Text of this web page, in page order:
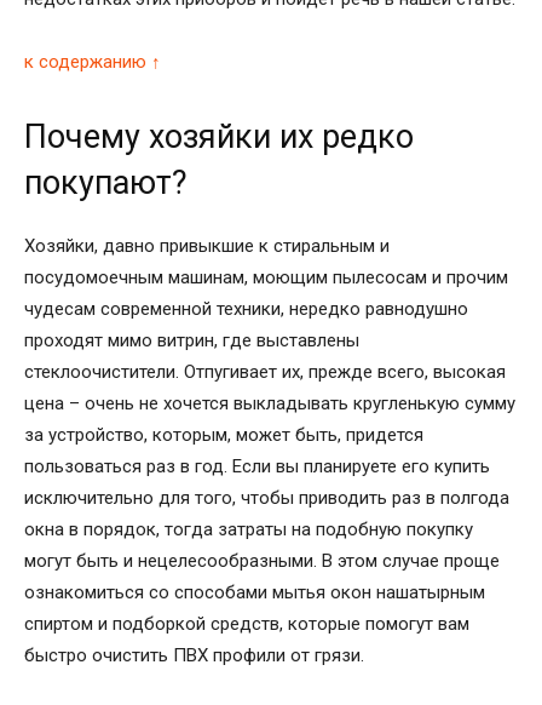
к содержанию ↑
Почему хозяйки их редко
покупают?
Хозяйки, давно привыкшие к стиральным и
посудомоечным машинам, моющим пылесосам и прочим
чудесам современной техники, нередко равнодушно
проходят мимо витрин, где выставлены
стеклоочистители. Отпугивает их, прежде всего, высокая
цена – очень не хочется выкладывать кругленькую сумму
за устройство, которым, может быть, придется
пользоваться раз в год. Если вы планируете его купить
исключительно для того, чтобы приводить раз в полгода
окна в порядок, тогда затраты на подобную покупку
могут быть и нецелесообразными. В этом случае проще
ознакомиться со способами мытья окон нашатырным
спиртом и подборкой средств, которые помогут вам
быстро очистить ПВХ профили от грязи.